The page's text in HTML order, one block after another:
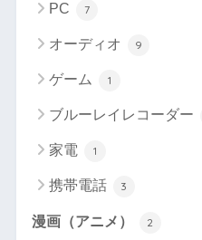
PC 7
オーディオ 9
ゲーム 1
ブルーレイレコーダー
家電 1
携帯電話 3
漫画（アニメ） 2